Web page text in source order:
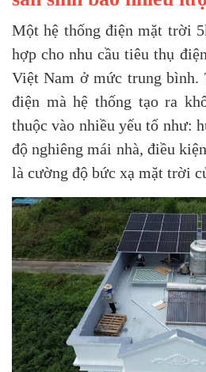
Một hệ thống điện mặt trời
hợp cho nhu cầu tiêu thụ
Việt Nam ở mức trung bình.
điện mà hệ thống tạo ra
thuộc vào nhiều yếu tố như:
độ nghiêng mái nhà, điều
là cường độ bức xạ mặt trời